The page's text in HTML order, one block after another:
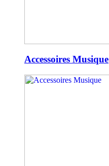
Accessoires Musique